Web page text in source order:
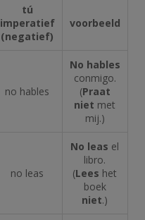
tú
imperatief
(negatief)
voorbeeld
no hables
No hables
conmigo.
(Praat
niet met
mij.)
no leas
No leas el
libro.
(Lees het
boek
niet.)